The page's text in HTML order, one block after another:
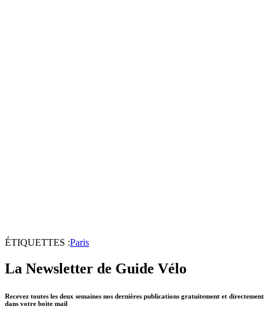
ÉTIQUETTES :Paris
La Newsletter de Guide Vélo
Recevez toutes les deux semaines nos dernières publications gratuitement et directement
dans votre boite mail